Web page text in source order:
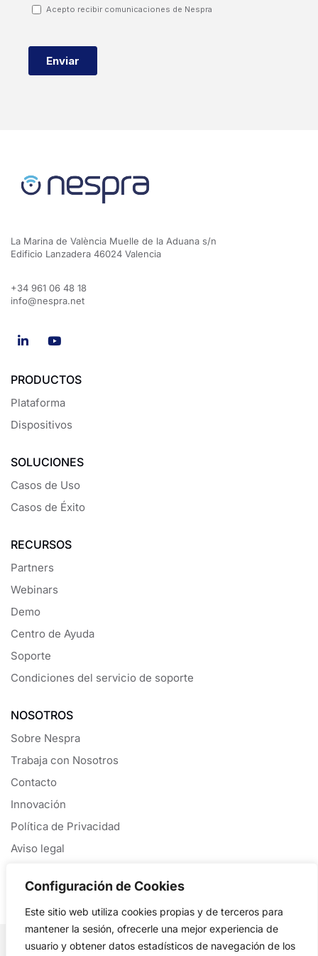
Configuración de Cookies
Este sitio web utiliza cookies propias y de terceros para
mantener la sesión, ofrecerle una mejor experiencia de
usuario y obtener datos estadísticos de navegación de los
La Marina de València Muelle de la Aduana s/n
Edificio Lanzadera 46024 Valencia
+34 961 06 48 18
info@nespra.net
PRODUCTOS
Plataforma
Dispositivos
SOLUCIONES
Casos de Uso
Casos de Éxito
RECURSOS
Partners
Webinars
Demo
Centro de Ayuda
Soporte
Condiciones del servicio de soporte
NOSOTROS
Sobre Nespra
Trabaja con Nosotros
Contacto
Innovación
Política de Privacidad
Aviso legal
Copyright © 2026 Nespra S.L. All rights reserved.